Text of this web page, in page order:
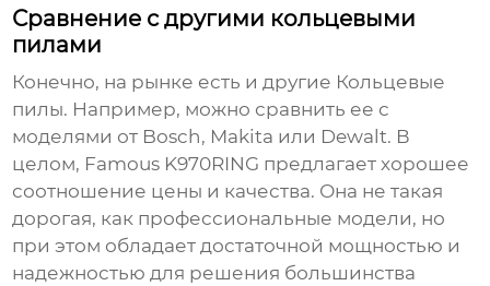
Сравнение с другими кольцевыми
пилами
Конечно, на рынке есть и другие Кольцевые
пилы. Например, можно сравнить ее с
моделями от Bosch, Makita или Dewalt. В
целом, Famous K970RING предлагает хорошее
соотношение цены и качества. Она не такая
дорогая, как профессиональные модели, но
при этом обладает достаточной мощностью и
надежностью для решения большинства